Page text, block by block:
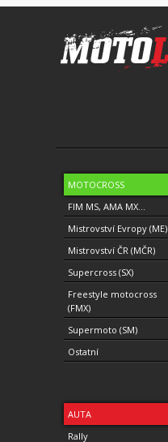
MOTOCROSS
FIM MS, AMA MX...
Mistrovství Evropy (ME)
Mistrovství ČR (MČR)
Supercross (SX)
Freestyle motocross
(FMX)
Supermoto (SM)
Ostatní
AUTA
Rally